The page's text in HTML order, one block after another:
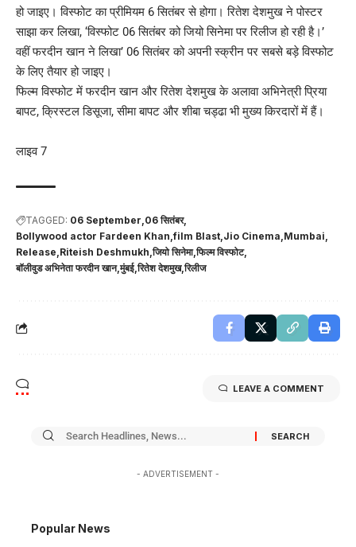
हो जाइए। विस्फोट का प्रीमियम 6 सितंबर से होगा। रितेश देशमुख ने पोस्टर
साझा कर लिखा, ‘विस्फोट 06 सितंबर को जियो सिनेमा पर रिलीज हो रही है।’
वहीं फरदीन खान ने लिखा’ 06 सितंबर को अपनी स्क्रीन पर सबसे बड़े विस्फोट
के लिए तैयार हो जाइए।
फिल्म विस्फोट में फरदीन खान और रितेश देशमुख के अलावा अभिनेत्री प्रिया
बापट, क्रिस्टल डिसूजा, सीमा बापट और शीबा चड्ढा भी मुख्य किरदारों में हैं।
लाइव 7
TAGGED: 06 September 06 सितंबर
Bollywood actor Fardeen Khan film Blast Jio Cinema Mumbai
Release Riteish Deshmukh जियो सिनेमा फिल्म विस्फोट
बॉलीवुड अभिनेता फरदीन खान मुंबई रितेश देशमुख रिलीज
LEAVE A COMMENT
- ADVERTISEMENT -
Popular News